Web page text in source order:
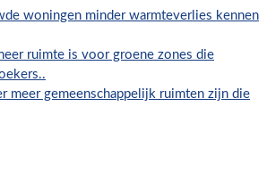
woningen minder warmteverlies kennen
ruimte is voor groene zones die
meer gemeenschappelijk ruimten zijn die